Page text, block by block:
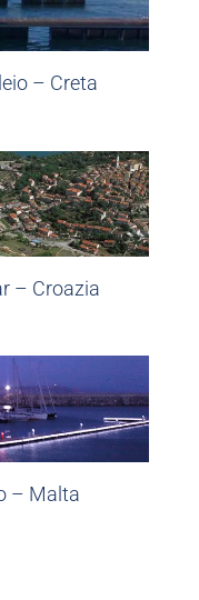
– Creta
– Croazia
– Malta